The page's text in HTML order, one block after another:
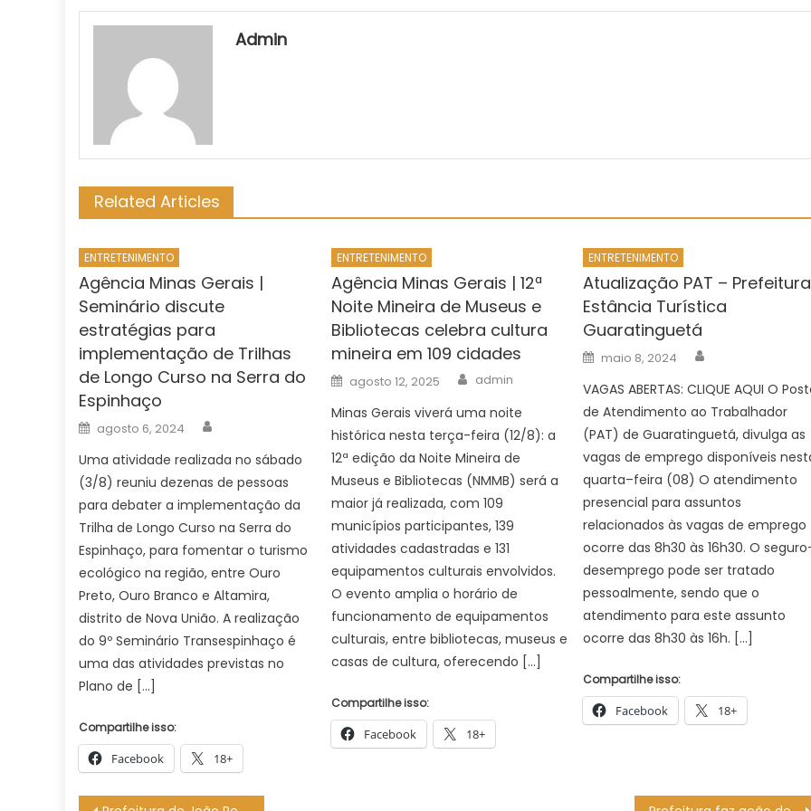
Admin
Related Articles
ENTRETENIMENTO
Agência Minas Gerais |
Seminário discute
estratégias para
implementação de Trilhas
de Longo Curso na Serra do
Espinhaço
Posted
on
agosto 6, 2024
Uma atividade realizada no sábado
(3/8) reuniu dezenas de pessoas
para debater a implementação da
Trilha de Longo Curso na Serra do
Espinhaço, para fomentar o turismo
ecológico na região, entre Ouro
Preto, Ouro Branco e Altamira,
distrito de Nova União. A realização
do 9º Seminário Transespinhaço é
uma das atividades previstas no
Plano de […]
Compartilhe isso:
Facebook 18+
ENTRETENIMENTO
Agência Minas Gerais | 12ª
Noite Mineira de Museus e
Bibliotecas celebra cultura
mineira em 109 cidades
Posted
on
agosto 12, 2025 Author
admin
Minas Gerais viverá uma noite
histórica nesta terça-feira (12/8): a
12ª edição da Noite Mineira de
Museus e Bibliotecas (NMMB) será a
maior já realizada, com 109
municípios participantes, 139
atividades cadastradas e 131
equipamentos culturais envolvidos.
O evento amplia o horário de
funcionamento de equipamentos
culturais, entre bibliotecas, museus e
casas de cultura, oferecendo […]
Compartilhe isso:
Facebook 18+
ENTRETENIMENTO
Atualização PAT – Prefeitura
Estância Turística
Guaratinguetá
Posted
on
maio 8, 2024
VAGAS ABERTAS: CLIQUE AQUI O
de Atendimento ao Trabalhador
(PAT) de Guaratinguetá, divulga as
vagas de emprego disponíveis
quarta–feira (08) O atendimento
presencial para assuntos
relacionados às vagas de emprego
ocorre das 8h30 às 16h30. O
desemprego pode ser tratado
pessoalmente, sendo que o
atendimento para este assunto
ocorre das 8h30 às 16h. […]
Compartilhe isso:
Facebook 18+